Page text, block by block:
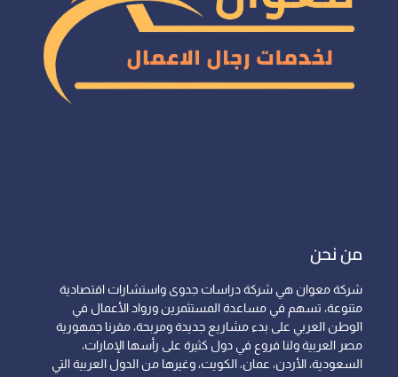
من نحن
شركة معوان هي شركة دراسات جدوى واستشارات اقتصادية
متنوعة، تسهم في مساعدة المستثمرين ورواد الأعمال في
الوطن العربي على بدء مشاريع جديدة ومربحة، مقرنا جمهورية
مصر العربية ولنا فروع في دول كثيرة على رأسها الإمارات،
السعودية، الأردن، عمان، الكويت، وغيرها من الدول العربية التي